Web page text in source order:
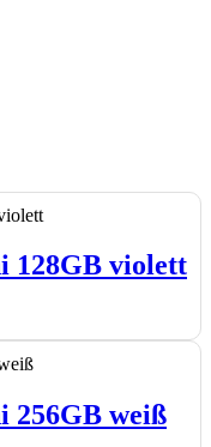
128GB violett
256GB weiß